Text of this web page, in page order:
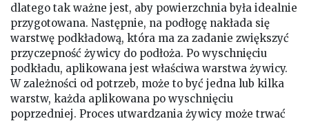
dlatego tak ważne jest, aby powierzchnia była idealnie
przygotowana. Następnie, na podłogę nakłada się
warstwę podkładową, która ma za zadanie zwiększyć
przyczepność żywicy do podłoża. Po wyschnięciu
podkładu, aplikowana jest właściwa warstwa żywicy.
W zależności od potrzeb, może to być jedna lub kilka
warstw, każda aplikowana po wyschnięciu
poprzedniej. Proces utwardzania żywicy może trwać